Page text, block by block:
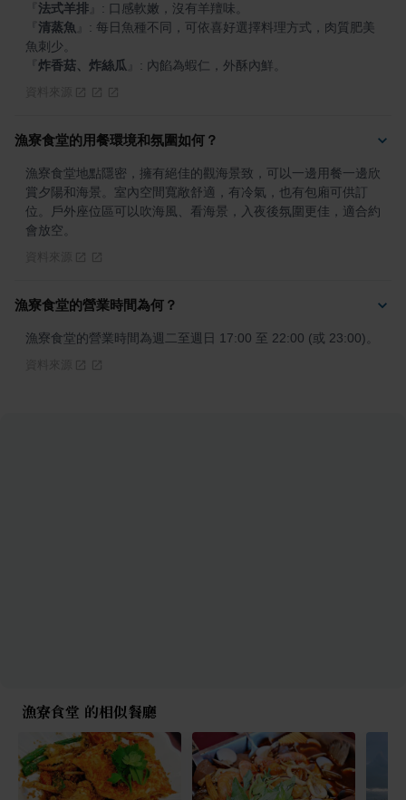
法式羊排
清蒸魚
: 每日魚種不同，可依喜好選擇料理方式，肉質肥美
炸香菇、炸絲瓜 : 內餡為蝦仁，外酥內鮮。
漁寮食堂的用餐環境和氛圍如何？
漁寮食堂地點隱密，擁有絕佳的觀海景致，可以一邊用餐一邊欣
賞夕陽和海景。室內空間寬敞舒適，有冷氣，也有包廂可供訂
位。戶外座位區可以吹海風、看海景，入夜後氛圍更佳，適合約
會放空。
漁寮食堂的營業時間為何？
漁寮食堂的營業時間為週二至週日 17:00 至 22:00 (或 23:00)。
漁寮食堂 的相似餐廳